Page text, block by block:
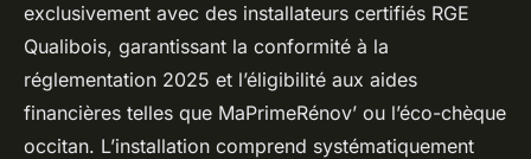
exclusivement avec des installateurs certifiés RGE
Qualibois, garantissant la conformité à la
réglementation 2025 et l’éligibilité aux aides
financières telles que MaPrimeRénov’ ou l’éco-chèque
occitan. L’installation comprend systématiquement